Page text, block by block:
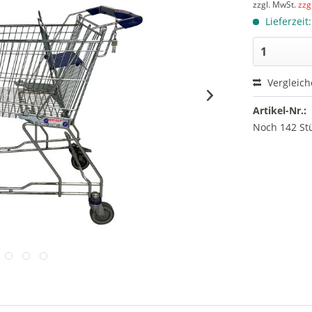
zzgl. MwSt.
Artikel-Nr.:
Noch 142